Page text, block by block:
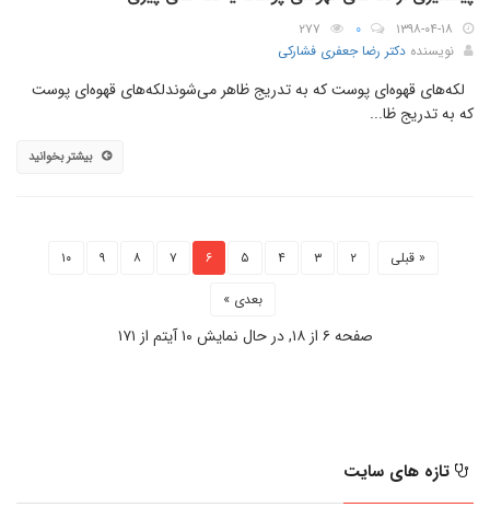
۱۳۹۸-۰۴-۱۸ ۰
۲۷۷
نویسنده دکتر رضا جعفری فشارکی
لکه‌های قهوه‌ای پوست که به تدریج ظاهر می‌شوندلکه‌های قهوه‌ای پوست
که به تدریج ظا...
بیشتر بخوانید
« قبلی ۲ ۳ ۴ ۵ ۶ ۷ ۸ ۹
۱۰
بعدی »
صفحه ۶ از ۱۸, در حال نمایش ۱۰ آیتم از ۱۷۱
تازه های سایت